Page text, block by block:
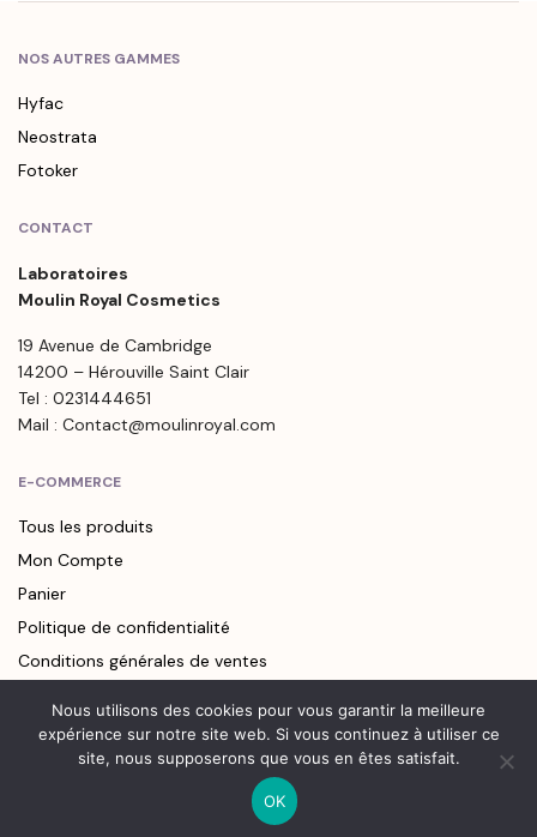
NOS AUTRES GAMMES
Hyfac
Neostrata
Fotoker
CONTACT
Laboratoires
Moulin Royal Cosmetics
19 Avenue de Cambridge
14200 – Hérouville Saint Clair
Tel : 0231444651
Mail : Contact@moulinroyal.com
E-COMMERCE
Tous les produits
Mon Compte
Panier
Politique de confidentialité
Conditions générales de ventes
LIENS UTILES
Points de vente
Nous utilisons des cookies pour vous garantir la meilleure
expérience sur notre site web. Si vous continuez à utiliser ce
site, nous supposerons que vous en êtes satisfait.
OK